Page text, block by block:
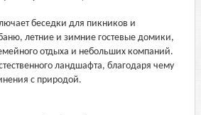
беседки для пикников и
летние и зимние гостевые домики,
отдыха и небольших компаний.
ландшафта, благодаря чему
с природой.